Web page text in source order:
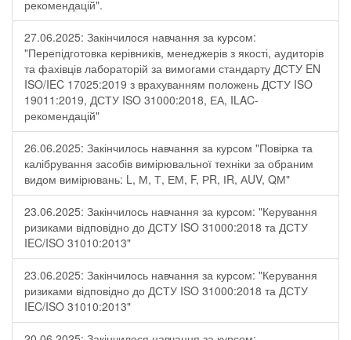
рекомендацій".
27.06.2025: Закінчилося навчання за курсом:
"Перепідготовка керівників, менеджерів з якості, аудиторів
та фахівців лабораторій за вимогами стандарту ДСТУ EN
ISO/IEC 17025:2019 з врахуванням положень ДСТУ ISO
19011:2019, ДСТУ ISO 31000:2018, ЕА, ILAC-
рекомендацій"
26.06.2025: Закінчилось навчання за курсом "Повірка та
калібрування засобів вимірювальної техніки за обраним
видом вимірювань: L, М, Т, ЕМ, F, РR, ІR, АUV, QМ"
23.06.2025: Закінчилось навчання за курсом: "Керування
ризиками відповідно до ДСТУ ISO 31000:2018 та ДСТУ
IEC/ISO 31010:2013"
23.06.2025: Закінчилось навчання за курсом: "Керування
ризиками відповідно до ДСТУ ISO 31000:2018 та ДСТУ
IEC/ISO 31010:2013"